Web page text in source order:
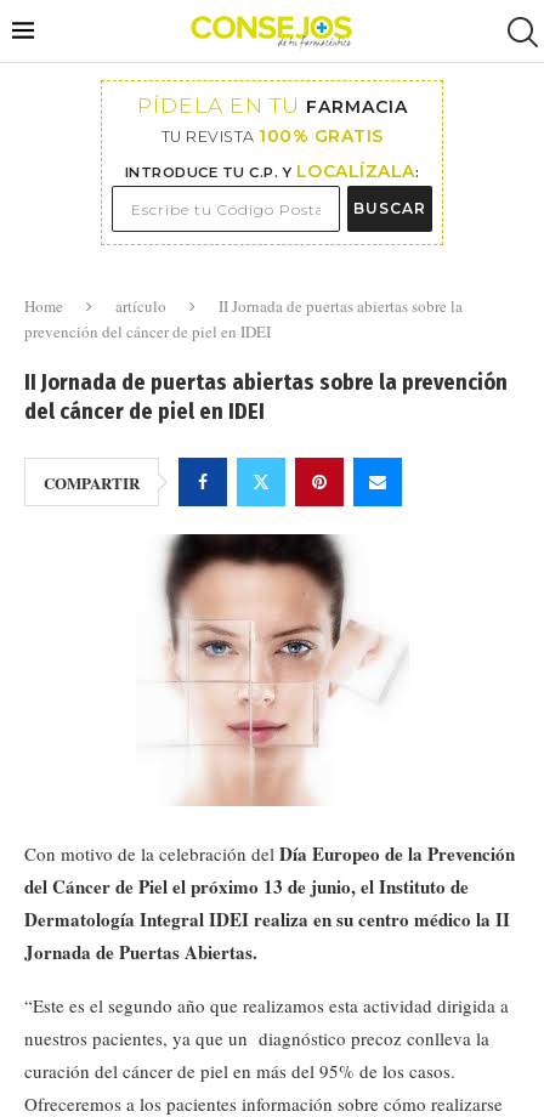
PÍDELA EN TU FARMACIA
TU REVISTA 100% GRATIS
INTRODUCE TU C.P. Y LOCALÍZALA:
BUSCAR
Home artículo
II Jornada de puertas abiertas sobre la
prevención del cáncer de piel en IDEI
II Jornada de puertas abiertas sobre la prevención
del cáncer de piel en IDEI
COMPARTIR
Con motivo de la celebración del Día Europeo de la Prevención
del Cáncer de Piel el próximo 13 de junio, el Instituto de
Dermatología Integral IDEI realiza en su centro médico la II
Jornada de Puertas Abiertas.
“Este es el segundo año que realizamos esta actividad dirigida a
nuestros pacientes, ya que un diagnóstico precoz conlleva la
curación del cáncer de piel en más del 95% de los casos.
Ofreceremos a los pacientes información sobre cómo realizarse